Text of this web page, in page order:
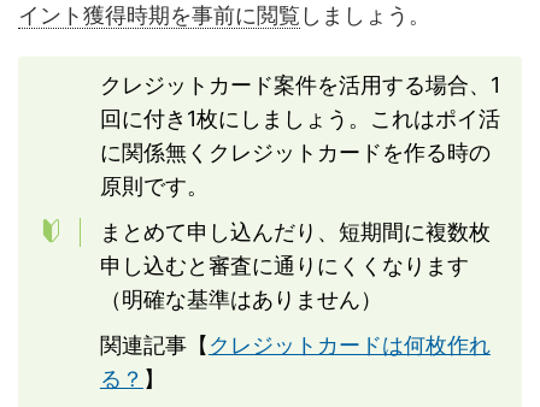
イント獲得時期を事前に閲覧 しましょう。
クレジットカード案件を活用する場合、1
回に付き1枚にしましょう。これはポイ活
に関係無くクレジットカードを作る時の
原則です。
まとめて申し込んだり、短期間に複数枚
申し込むと審査に通りにくくなります
（明確な基準はありません）
関連記事【クレジットカードは何枚作れ
る？ 】